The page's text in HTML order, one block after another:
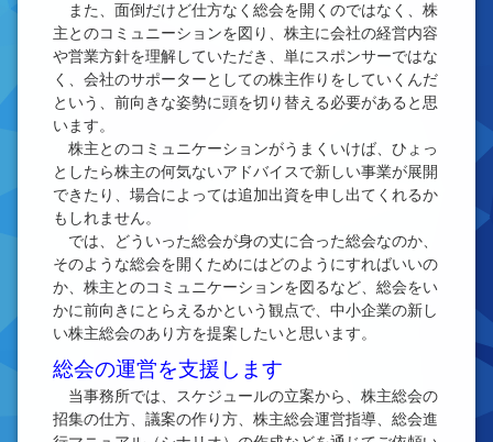
また、面倒だけど仕方なく総会を開くのではなく、株
主とのコミュニーションを図り、株主に会社の経営内容
や営業方針を理解していただき、単にスポンサーではな
く、会社のサポーターとしての株主作りをしていくんだ
という、前向きな姿勢に頭を切り替える必要があると思
います。
株主とのコミュニケーションがうまくいけば、ひょっ
としたら株主の何気ないアドバイスで新しい事業が展開
できたり、場合によっては追加出資を申し出てくれるか
もしれません。
では、どういった総会が身の丈に合った総会なのか、
そのような総会を開くためにはどのようにすればいいの
か、株主とのコミュニケーションを図るなど、総会をい
かに前向きにとらえるかという観点で、中小企業の新し
い株主総会のあり方を提案したいと思います。
総会の運営を支援します
当事務所では、スケジュールの立案から、株主総会の
招集の仕方、議案の作り方、株主総会運営指導、総会進